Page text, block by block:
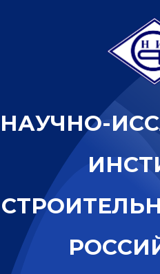
НАУЧНО-ИСС
ИНСТ
СТРОИТЕЛЬН
РОССИ